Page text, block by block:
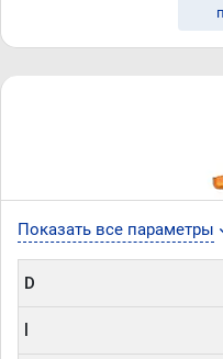
Показать все параметры
D